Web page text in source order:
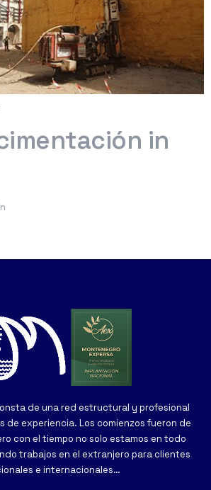
in
de una red estructural y profesional
de experiencia. Los comienzos fueron de
con el tiempo no solo estamos en todo
trabajos en el extranjero para clientes
e internacionales…